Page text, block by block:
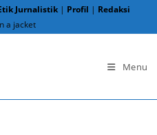
Jurnalistik | Profil | Redaksi
Menu